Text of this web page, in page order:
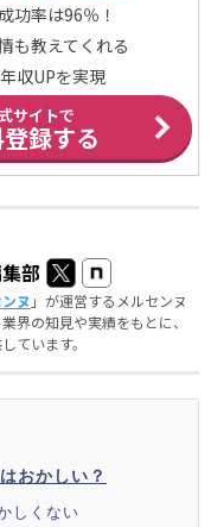
功率は96％！
も教えてくれる
収UPを実現
サイトで
録する
部
ヌ 」が運営するメルセンヌ
界の知見や実績をもとに、
ています。
おかしい？
しくない